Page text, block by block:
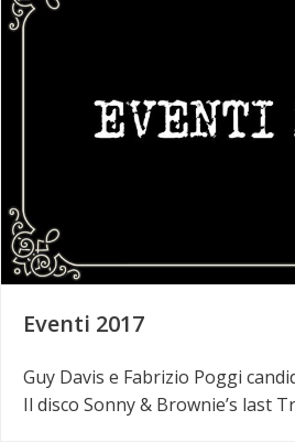
Eventi 2017
Guy Davis e Fabrizio Poggi
Il disco Sonny & Brownie’s last